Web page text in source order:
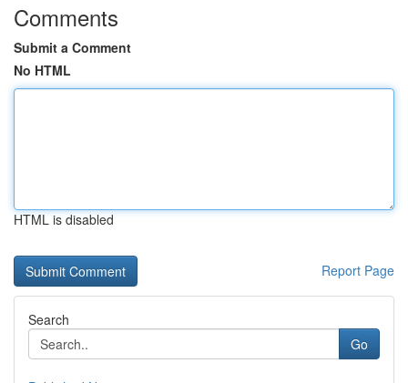
Comments
Submit a Comment
No HTML
HTML is disabled
Report Page
Search
Go